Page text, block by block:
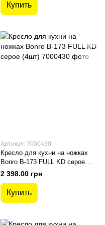
Купить
Артикул: 7000430
Кресло для кухни на ножках
Bonro В-173 FULL KD серое
(4шт)
2 398.00 грн
Купить